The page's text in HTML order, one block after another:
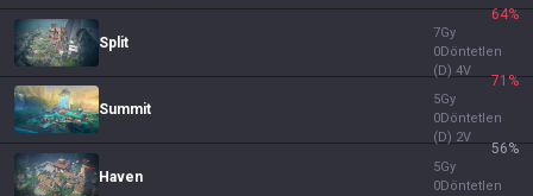
Split
64%
7Gy
0Döntetlen
(D) 4V
Summit
71%
5Gy
0Döntetlen
(D) 2V
Haven
56%
5Gy
0Döntetlen